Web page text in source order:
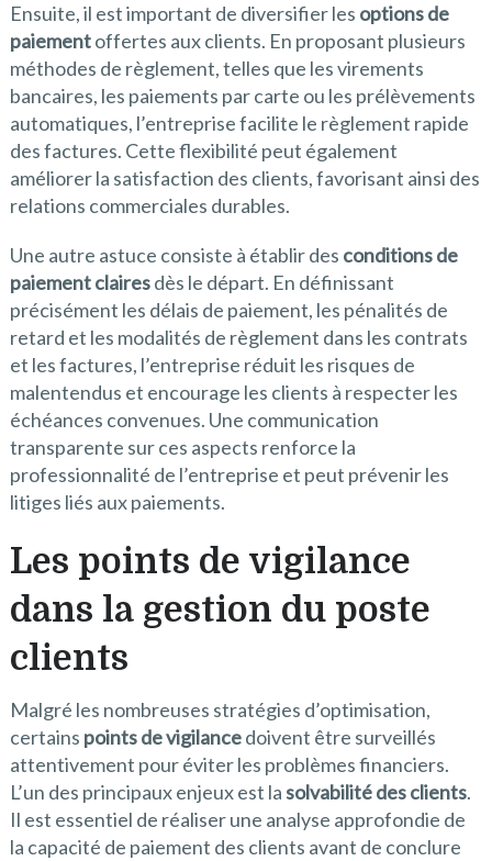
Ensuite, il est important de diversifier les options de
paiementoffertes aux clients. En proposant plusieurs
méthodes de règlement, telles que les virements
bancaires, les paiements par carte ou les prélèvements
automatiques, l’entreprise facilite le règlement rapide
des factures. Cette flexibilité peut également
améliorer la satisfaction des clients, favorisant ainsi des
relations commerciales durables.
Une autre astuce consiste à établir des conditions de
paiement clairesdès le départ. En définissant
précisément les délais de paiement, les pénalités de
retard et les modalités de règlement dans les contrats
et les factures, l’entreprise réduit les risques de
malentendus et encourage les clients à respecter les
échéances convenues. Une communication
transparente sur ces aspects renforce la
professionnalité de l’entreprise et peut prévenir les
litiges liés aux paiements.
Les points de vigilance
dans la gestion du poste
clients
Malgré les nombreuses stratégies d’optimisation,
certains points de vigilancedoivent être surveillés
attentivement pour éviter les problèmes financiers.
L’un des principaux enjeux est lasolvabilité des clients.
Il est essentiel de réaliser une analyse approfondie de
la capacité de paiement des clients avant de conclure